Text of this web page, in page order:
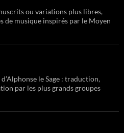
ou variations plus libres,
de musique inspirés par le Moyen
le Sage : traduction,
par les plus grands groupes